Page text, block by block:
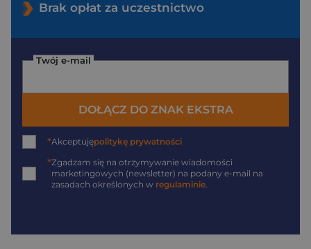
Brak opłat za uczestnictwo
Twój e-mail
DOŁĄCZ DO ZNAK EKSTRA
*Akceptujępolitykę prywatności
*Zgadzam się na otrzymywanie wiadomości
marketingowych (newsletter) na podany e-mail na
zasadach określonych w regulaminie.